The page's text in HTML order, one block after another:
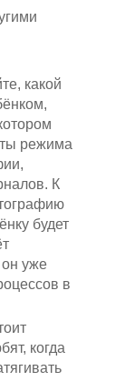
какой
режима
К
будет
уже
в
когда